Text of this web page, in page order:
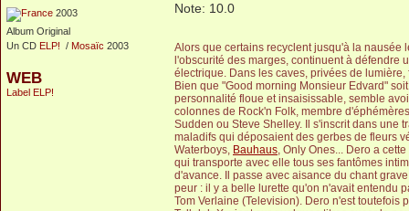
2003
Album Original
Un CD ELP! / Mosaïc 2003
WEB
Label ELP!
Note: 10.0
Alors que certains recyclent jusqu'à la nausée
l'obscurité des marges, continuent à défendre
électrique. Dans les caves, privées de
Bien que "Good morning Monsieur Edvard"
personnalité floue et insaisissable, semble
colonnes de Rock'n Folk, membre
Sudden ou Steve Shelley. Il s'inscrit dans une
maladifs qui déposaient des gerbes de fleurs
Waterboys, Bauhaus, Only Ones... Dero a
qui transporte avec elle tous ses fantômes
d'avance. Il passe avec aisance du chant
peur : il y a belle lurette qu'on n'avait entendu
Tom Verlaine (Television). Dero n'est toutefois